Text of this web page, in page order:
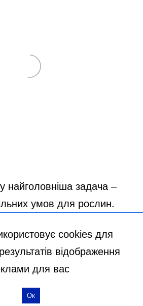
cookies для
відображення
для вас
Ок